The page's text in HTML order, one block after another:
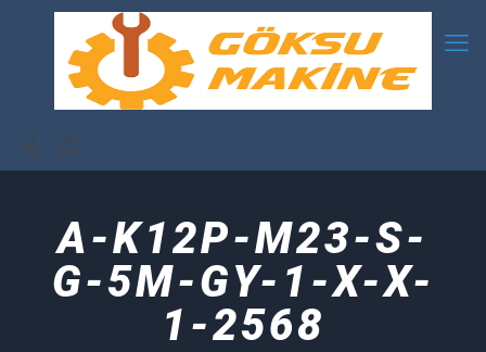
A-K12P-M23-S-
G-5M-GY-1-X-X-
1-2568